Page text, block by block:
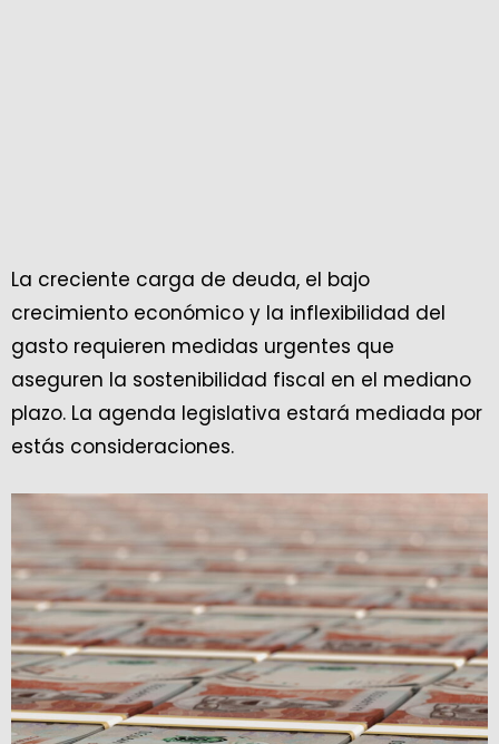
La creciente carga de deuda, el bajo
crecimiento económico y la inflexibilidad del
gasto requieren medidas urgentes que
aseguren la sostenibilidad fiscal en el mediano
plazo. La agenda legislativa estará mediada por
estás consideraciones.